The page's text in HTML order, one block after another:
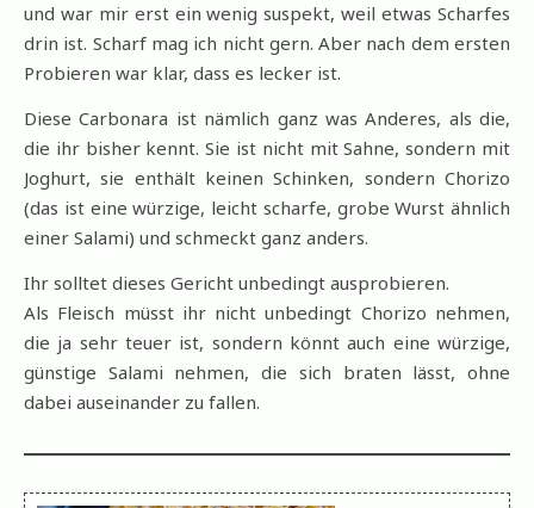
und war mir erst ein wenig suspekt, weil etwas Scharfes
drin ist. Scharf mag ich nicht gern. Aber nach dem ersten
Probieren war klar, dass es lecker ist.
Diese Carbonara ist nämlich ganz was Anderes, als die,
die ihr bisher kennt. Sie ist nicht mit Sahne, sondern mit
Joghurt, sie enthält keinen Schinken, sondern Chorizo
(das ist eine würzige, leicht scharfe, grobe Wurst ähnlich
einer Salami) und schmeckt ganz anders.
Ihr solltet dieses Gericht unbedingt ausprobieren.
Als Fleisch müsst ihr nicht unbedingt Chorizo nehmen,
die ja sehr teuer ist, sondern könnt auch eine würzige,
günstige Salami nehmen, die sich braten lässt, ohne
dabei auseinander zu fallen.